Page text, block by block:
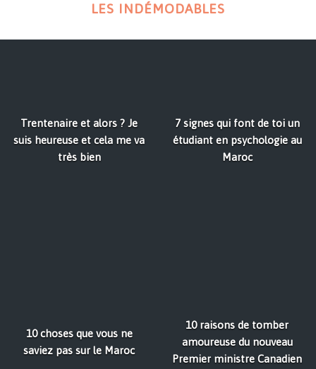
LES INDÉMODABLES
Trentenaire et alors ? Je
suis heureuse et cela me va
très bien
7 signes qui font de toi un
étudiant en psychologie au
Maroc
10 choses que vous ne
saviez pas sur le Maroc
10 raisons de tomber
amoureuse du nouveau
Premier ministre Canadien